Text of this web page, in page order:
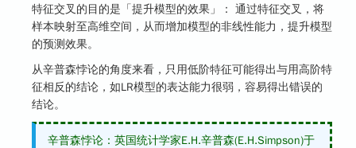
特征交叉的目的是「提升模型的效果」： 通过特征交叉，将
样本映射至高维空间，从而增加模型的非线性能力，提升模型
的预测效果。
从辛普森悖论的角度来看，只用低阶特征可能得出与用高阶特
征相反的结论，如LR模型的表达能力很弱，容易得出错误的
结论。
辛普森悖论：英国统计学家E.H.辛普森(E.H.Simpson)于